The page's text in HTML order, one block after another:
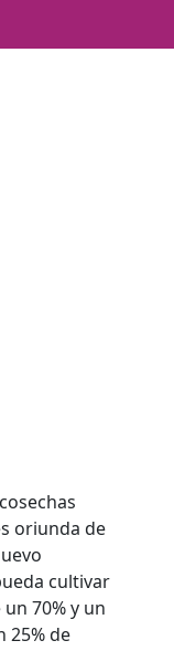
oriunda de
cultivar
70% y un
25% de